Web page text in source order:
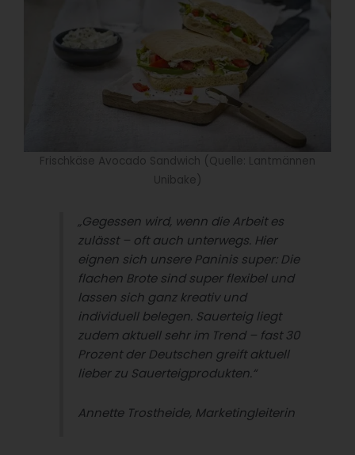
Frischkäse Avocado Sandwich (Quelle: Lantmännen
Unibake)
„Gegessen wird, wenn die Arbeit es
zulässt – oft auch unterwegs. Hier
eignen sich unsere Paninis super: Die
flachen Brote sind super flexibel und
lassen sich ganz kreativ und
individuell belegen. Sauerteig liegt
zudem aktuell sehr im Trend – fast 30
Prozent der Deutschen greift aktuell
lieber zu Sauerteigprodukten.“
Annette Trostheide, Marketingleiterin